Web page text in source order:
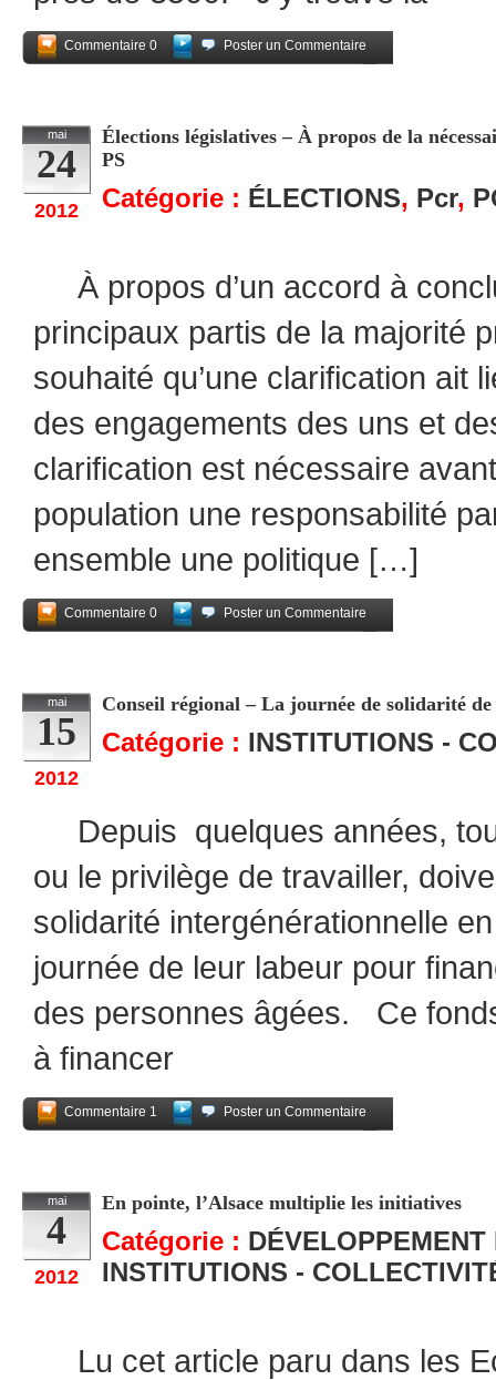
Commentaire 0
Poster un Commentaire
mai
24
2012
Élections législatives – À propos de la
PS
Catégorie : ÉLECTIONS, Pcr,
À propos d’un accord à
principaux partis de la majorité
souhaité qu’une clarification ait
des engagements des uns et
clarification est nécessaire
population une responsabilité
ensemble une politique […]
Commentaire 0
Poster un Commentaire
mai
15
2012
Conseil régional – La journée de solidarité
Catégorie : INSTITUTIONS -
Depuis quelques années,
ou le privilège de travailler,
solidarité intergénérationnelle
journée de leur labeur pour
des personnes âgées. Ce
à financer
Commentaire 1
Poster un Commentaire
mai
4
2012
En pointe, l’Alsace multiplie les initiatives
Catégorie :
INSTITUTIONS -
Lu cet article paru dans les